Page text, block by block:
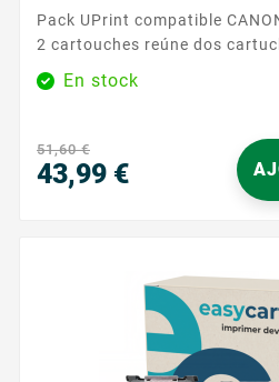
Pack UPrint compatible
2 cartouches reúne dos
tricolor — pensados para las
día. Cubre tanto los textos nítidos como los
necesidades de un hogar, una
Diseñados para las
estas referencias,...
En stock
51,60 €
43,99 €